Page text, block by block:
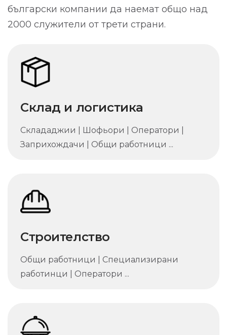
български компании да наемат общо над
2000 служители от трети страни.
Склад и логистика
Склададжии | Шофьори | Оператори |
Заприхождачи | Общи работници ...
Строителство
Общи работници | Специализирани
работинци | Оператори ...